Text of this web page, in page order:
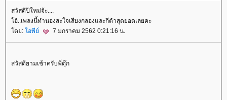
สวัสดีปีใหม่จ้ะ....
อ้..เพลงนี้ทำนองสะใจเสียงกลองและกีต้าสุดยอดเลยคะ
ดย: อพีย์ 7 มกราคม 2562 0:21:16 น.
สวัสดียามเช้าครับพี่ตุ๊ก